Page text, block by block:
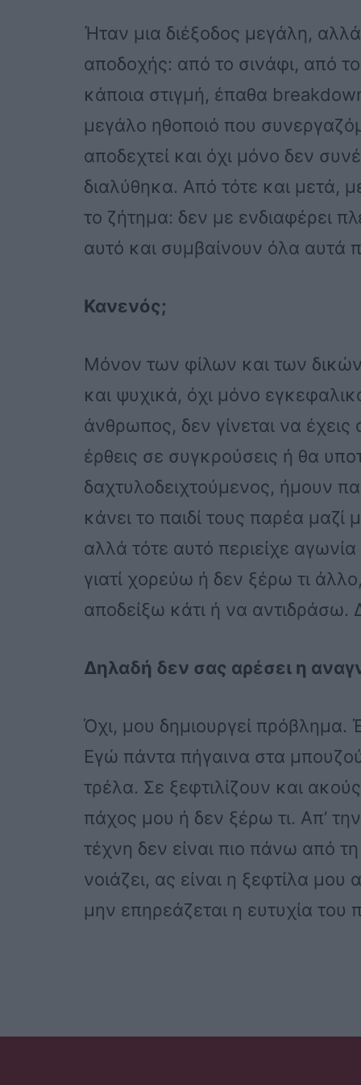
Ήταν μια διέξοδος μεγάλη,
αποδοχής: από το σινάφι, από
κάποια στιγμή, έπαθα
μεγάλο ηθοποιό που
αποδεχτεί και όχι μόνο δεν
διαλύθηκα. Από τότε και μετά,
το ζήτημα: δεν με ενδιαφέρει
αυτό και συμβαίνουν όλα αυτά
Κανενός;
Μόνον των φίλων και των
και ψυχικά, όχι μόνο
άνθρωπος, δεν γίνεται να
έρθεις σε συγκρούσεις ή θα
δαχτυλοδειχτούμενος, ήμουν
κάνει το παιδί τους παρέα μαζί
αλλά τότε αυτό περιείχε
γιατί χορεύω ή δεν ξέρω τι
αποδείξω κάτι ή να αντιδράσω.
Δηλαδή δεν σας αρέσει η
Όχι, μου δημιουργεί πρόβλημα.
Εγώ πάντα πήγαινα στα
τρέλα. Σε ξεφτιλίζουν και
πάχος μου ή δεν ξέρω τι. Απ’
τέχνη δεν είναι πιο πάνω από
νοιάζει, ας είναι η ξεφτίλα
μην επηρεάζεται η ευτυχία του